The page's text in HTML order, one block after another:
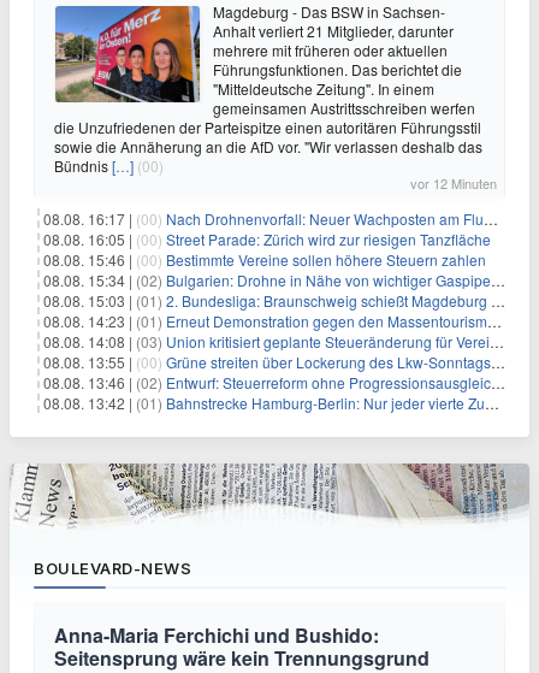
Magdeburg - Das BSW in Sachsen-
Anhalt verliert 21 Mitglieder, darunter
mehrere mit früheren oder aktuellen
Führungsfunktionen. Das berichtet die
"Mitteldeutsche Zeitung". In einem
gemeinsamen Austrittsschreiben werfen
die Unzufriedenen der Parteispitze einen autoritären Führungsstil
sowie die Annäherung an die AfD vor. "Wir verlassen deshalb das
Bündnis[…] (00)
vor 12 Minuten
08.08. 16:17 | (00) Nach Drohnenvorfall: Neuer Wachposten am Flughafen
08.08. 16:05 | (00) Street Parade: Zürich wird zur riesigen Tanzfläche
08.08. 15:46 | (00) Bestimmte Vereine sollen höhere Steuern zahlen
08.08. 15:34 | (02) Bulgarien: Drohne in Nähe von wichtiger Gaspipeline explodiert
08.08. 15:03 | (01) 2. Bundesliga: Braunschweig schießt Magdeburg ab
08.08. 14:23 | (01) Erneut Demonstration gegen den Massentourismus auf Mallorca
08.08. 14:08 | (03) Union kritisiert geplante Steueränderung für Vereine
08.08. 13:55 | (00) Grüne streiten über Lockerung des Lkw-Sonntagsfahrverbots
08.08. 13:46 | (02) Entwurf: Steuerreform ohne Progressionsausgleich geplant
08.08. 13:42 | (01) Bahnstrecke Hamburg-Berlin: Nur jeder vierte Zug pünktlich
BOULEVARD-NEWS
Anna-Maria Ferchichi und Bushido:
Seitensprung wäre kein Trennungsgrund